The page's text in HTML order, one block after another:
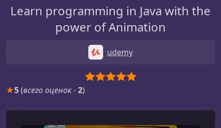
Learn programming in Java with the
power of Animation
udemy
★5(всего оценок-2)